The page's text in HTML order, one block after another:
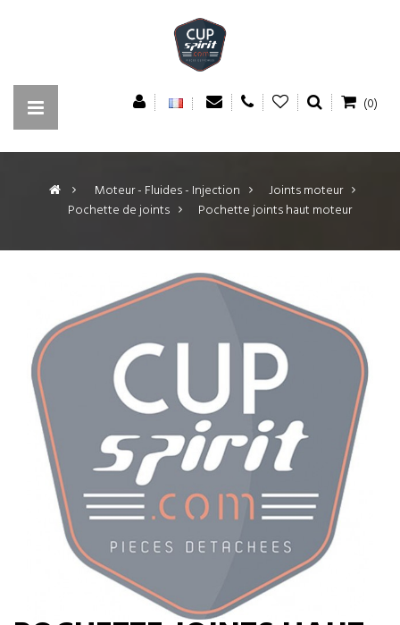
(0)
> Moteur - Fluides - Injection >
Joints moteur
Pochette de joints > Pochette joints haut moteur